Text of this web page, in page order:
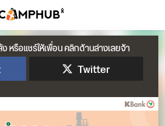
หรือแชร์ให้เพื่อน คลิกด้านล่างเลยจ้า
Twitter